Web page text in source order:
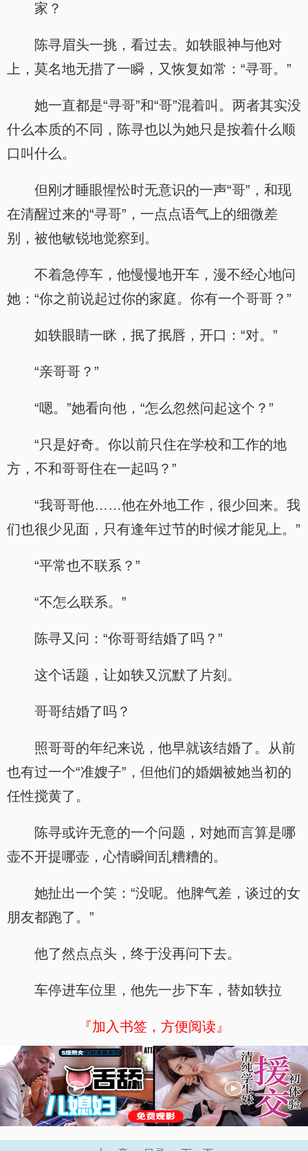
家？
陈寻眉头一挑，看过去。如轶眼神与他对
上，莫名地无措了一瞬，又恢复如常：“寻哥。”
她一直都是“寻哥”和“哥”混着叫。两者其实没
什么本质的不同，陈寻也以为她只是按着什么顺
口叫什么。
但刚才睡眼惺忪时无意识的一声“哥”，和现
在清醒过来的“寻哥”，一点点语气上的细微差
别，被他敏锐地觉察到。
不着急停车，他慢慢地开车，漫不经心地问
她：“你之前说起过你的家庭。你有一个哥哥？”
如轶眼睛一眯，抿了抿唇，开口：“对。”
“亲哥哥？”
“嗯。”她看向他，“怎么忽然问起这个？”
“只是好奇。你以前只住在学校和工作的地
方，不和哥哥住在一起吗？”
“我哥哥他……他在外地工作，很少回来。我
们也很少见面，只有逢年过节的时候才能见上。”
“平常也不联系？”
“不怎么联系。”
陈寻又问：“你哥哥结婚了吗？”
这个话题，让如轶又沉默了片刻。
哥哥结婚了吗？
照哥哥的年纪来说，他早就该结婚了。从前
也有过一个“准嫂子”，但他们的婚姻被她当初的
任性搅黄了。
陈寻或许无意的一个问题，对她而言算是哪
壶不开提哪壶，心情瞬间乱糟糟的。
她扯出一个笑：“没呢。他脾气差，谈过的女
朋友都跑了。”
他了然点点头，终于没再问下去。
车停进车位里，他先一步下车，替如轶拉
『加入书签，方便阅读』